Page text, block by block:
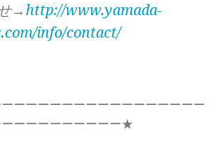
→http://www.yamada-
info/contact/
ーーーーーーーーーーーーーーーー
ーーーーーーーーーー★